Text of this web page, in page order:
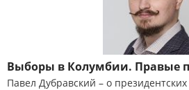
Выборы в Колумбии. Правые
Павел Дубравский – о